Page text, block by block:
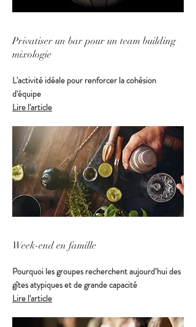
Privatiser un bar pour un team building
mixologie
L'activité idéale pour renforcer la cohésion
d'équipe
Lire l'article
Week-end en famille
Pourquoi les groupes recherchent aujourd’hui des
gîtes atypiques et de grande capacité
Lire l'article